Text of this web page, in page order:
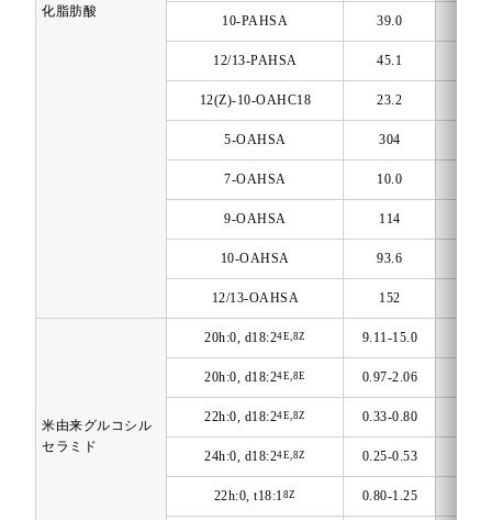
化脂肪酸
10-PAHSA 39.0
12/13-PAHSA 45.1
12(Z)-10-OAHC18 23.2
5-OAHSA 304
7-OAHSA 10.0
9-OAHSA 114
10-OAHSA 93.6
12/13-OAHSA 152
米由来グルコシル
セラミド
20h:0, d18:24E,8Z 9.11-15.0
20h:0, d18:24E,8E 0.97-2.06
22h:0, d18:24E,8Z 0.33-0.80
24h:0, d18:24E,8Z 0.25-0.53
22h:0, t18:18Z 0.80-1.25